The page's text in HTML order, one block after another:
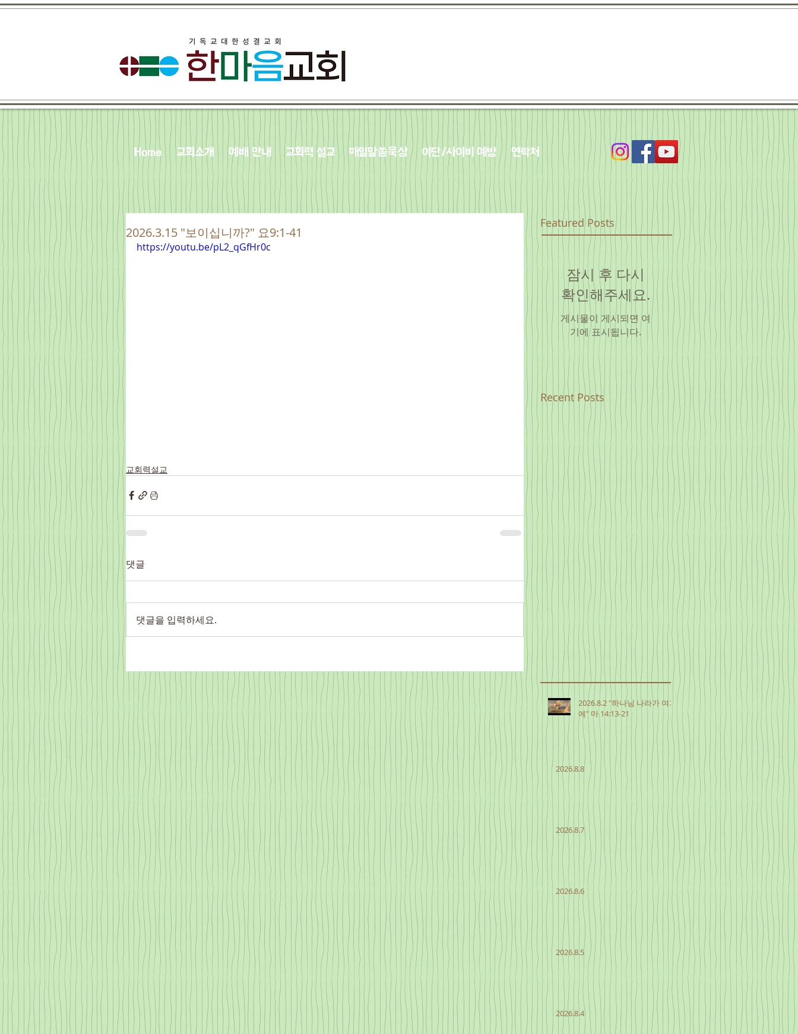
Home 교회소개 예배 안내 교회력 설교 매일말씀묵상 이단/사이비 예방 연락처
2026.3.15 "보이십니까?" 요9:1-41
https://youtu.be/pL2_qGfHr0c
교회력설교
댓글
댓글을 입력하세요.
Featured Posts
잠시 후 다시
확인해주세요.
게시물이 게시되면 여
기에 표시됩니다.
Recent Posts
2026.8.2 "하나님 나라가 여기
에" 마 14:13-21
2026.8.8
2026.8.7
2026.8.6
2026.8.5
2026.8.4